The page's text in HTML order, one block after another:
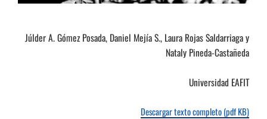
Júlder A. Gómez Posada, Daniel Mejía S., Laura Rojas Saldarriaga y
Nataly Pineda-Castañeda
Universidad EAFIT
Descargar texto completo (pdf KB)